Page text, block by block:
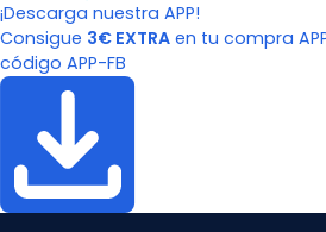
¡Descarga nuestra APP!
Consigue 3€ EXTRA en tu compra
código APP-FB